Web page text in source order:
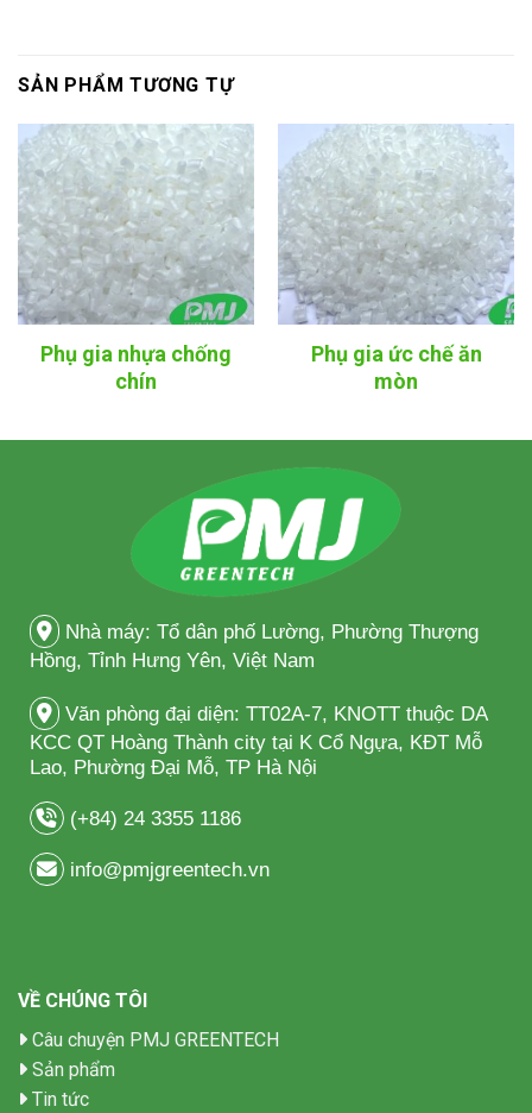
SẢN PHẨM TƯƠNG TỰ
Phụ gia nhựa chống
chín
Phụ gia ức chế ăn
mòn
Nhà máy: Tổ dân phố Lường, Phường Thượng
Hồng, Tỉnh Hưng Yên, Việt Nam
Văn phòng đại diện: TT02A-7, KNOTT thuộc DA
KCC QT Hoàng Thành city tại K Cổ Ngựa, KĐT Mỗ
Lao, Phường Đại Mỗ, TP Hà Nội
(+84) 24 3355 1186
info@pmjgreentech.vn
VỀ CHÚNG TÔI
Câu chuyện PMJ GREENTECH
Sản phẩm
Tin tức